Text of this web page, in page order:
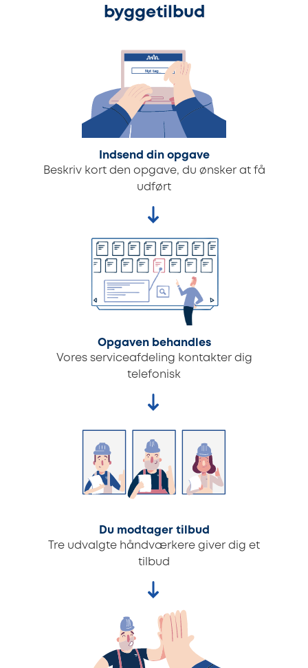
byggetilbud
Indsend din opgave
Beskriv kort den opgave, du ønsker at få
udført
Opgaven behandles
Vores serviceafdeling kontakter dig
telefonisk
Du modtager tilbud
Tre udvalgte håndværkere giver dig et
tilbud